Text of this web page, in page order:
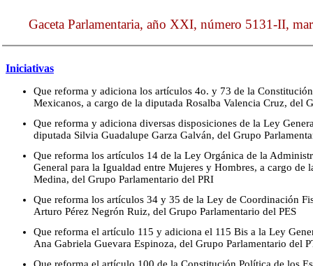
Gaceta Parlamentaria, año XXI, número 5131-II,
Iniciativas
Que reforma y adiciona los artículos 4o. y 73 de la
Mexicanos, a cargo de la diputada Rosalba Valencia Cruz, del
Que reforma y adiciona diversas disposiciones de la Ley
diputada Silvia Guadalupe Garza Galván, del Grupo
Que reforma los artículos 14 de la Ley Orgánica de la
General para la Igualdad entre Mujeres y Hombres, a cargo de
Medina, del Grupo Parlamentario del PRI
Que reforma los artículos 34 y 35 de la Ley de Coordinación
Arturo Pérez Negrón Ruiz, del Grupo Parlamentario del PES
Que reforma el artículo 115 y adiciona el 115 Bis a la Ley
Ana Gabriela Guevara Espinoza, del Grupo Parlamentario del